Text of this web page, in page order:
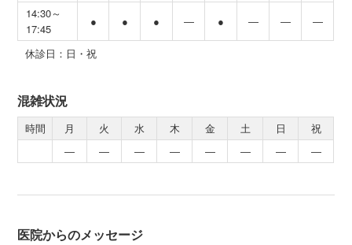
14:30～
17:45
● ● ● ― ● ― ― ―
休診日：日・祝
混雑状況
時間 月 火 水 木 金 土 日
祝
―
― ― ― ― ― ― ―
医院からのメッセージ